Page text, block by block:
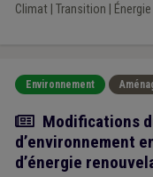
Climat| Transition
Environnement
Actualité
Modifications
d’environnement
d’énergie